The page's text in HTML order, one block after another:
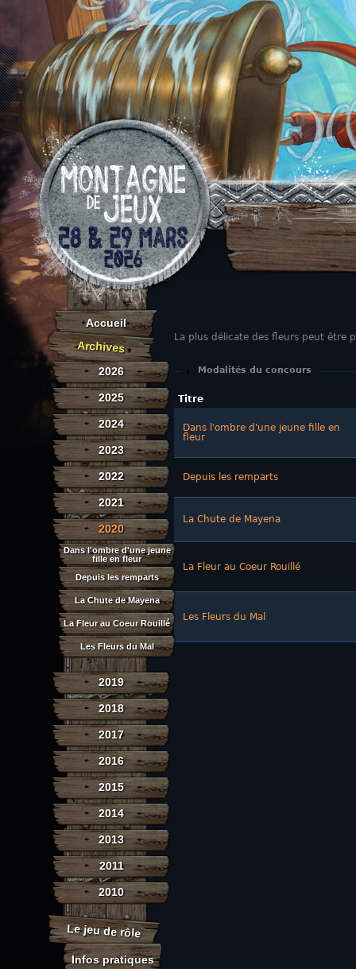
Aller au contenu
La plus délicate des fleurs peut être
Afficher
Modalités du concours
Titre
Dans l'ombre d'une jeune fille en
fleur
Depuis les remparts
La Chute de Mayena
La Fleur au Coeur Rouillé
Les Fleurs du Mal
Accueil
Archives
2026
2025
2024
2023
2022
2021
2020
Dans l'ombre d'une jeune
fille en fleur
Depuis les remparts
La Chute de Mayena
La Fleur au Coeur Rouillé
Les Fleurs du Mal
2019
2018
2017
2016
2015
2014
2013
2011
2010
Le jeu de rôle
Infos pratiques